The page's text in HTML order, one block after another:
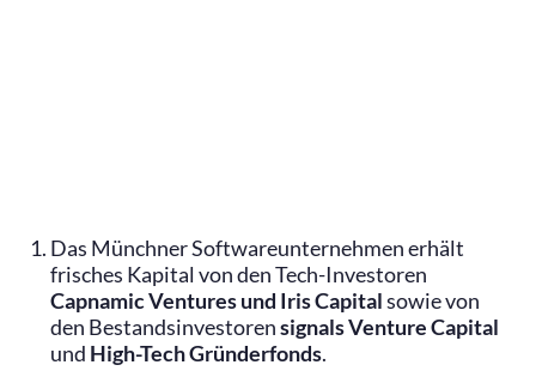
Das Münchner Softwareunternehmen erhält
frisches Kapital von den Tech-Investoren
Capnamic Ventures und Iris Capitalsowie von
den Bestandsinvestorensignals Venture Capital
und High-Tech Gründerfonds.